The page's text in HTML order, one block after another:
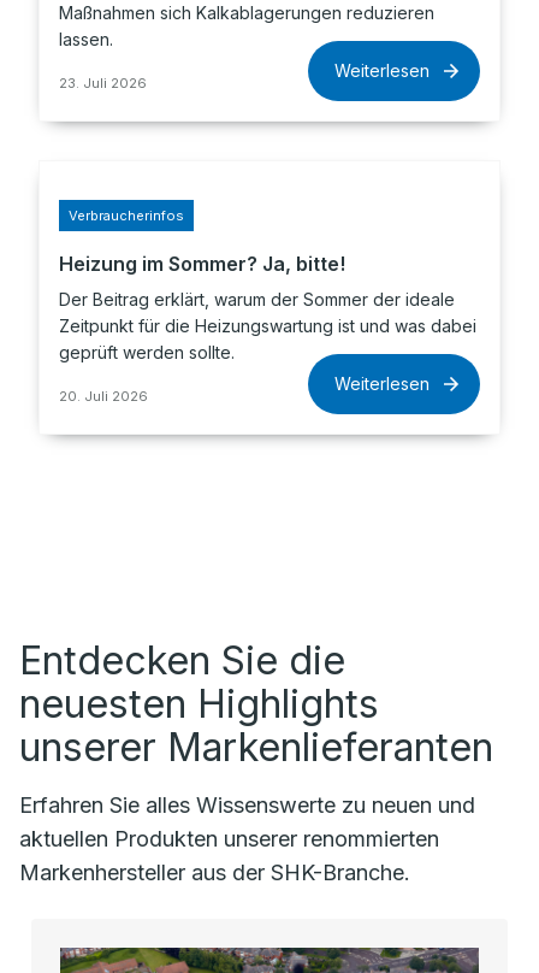
Maßnahmen sich Kalkablagerungen reduzieren
lassen.
23. Juli 2026
Weiterlesen
Verbraucherinfos
Heizung im Sommer? Ja, bitte!
Der Beitrag erklärt, warum der Sommer der ideale
Zeitpunkt für die Heizungswartung ist und was dabei
geprüft werden sollte.
20. Juli 2026
Weiterlesen
Entdecken Sie die
neuesten Highlights
unserer Markenlieferanten
Erfahren Sie alles Wissenswerte zu neuen und
aktuellen Produkten unserer renommierten
Markenhersteller aus der SHK-Branche.